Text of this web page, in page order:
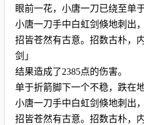
眼前一花，小唐一刀已绕至单
小唐一刀手中白虹剑倏地刺出
招皆苍然有古意。招数古朴，
剑」
结果造成了2385点的伤害。
单于折箭脚下一个不稳，跌在
小唐一刀手中白虹剑倏地刺出
招皆苍然有古意。招数古朴，